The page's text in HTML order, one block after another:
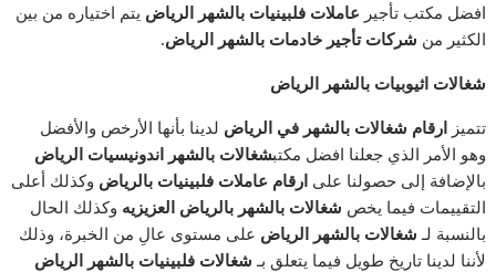
افضل مكتب تأجير عاملات فلبينيات بالشهر الرياض يتم اختياره من بين
الكثير من شركات تأجير خادمات بالشهر الرياض.
شغالات اثيوبيات بالشهر الرياض
تتميزارقام شغالات بالشهر في الرياض لدينا بأنها الأرخص والأفضل
وهو الأمر الذي جعلنا افضل مكتبشغالات بالشهر اندونيسيات الرياض
بالإضافة إلى حصولنا علىارقام عاملات فلبينيات بالرياض وكذلك أعلى
التقييمات فيما يخص شغالات بالشهر بالرياض العزيزيه وكذلك الحال
بالنسبة لـ شغالات بالشهر الرياض على مستوى عالِ من الخبرة، وذلك
لأننا لدينا تاريخ طويل فيما يتعلق بـ شغالات فلبينيات بالشهر الرياض